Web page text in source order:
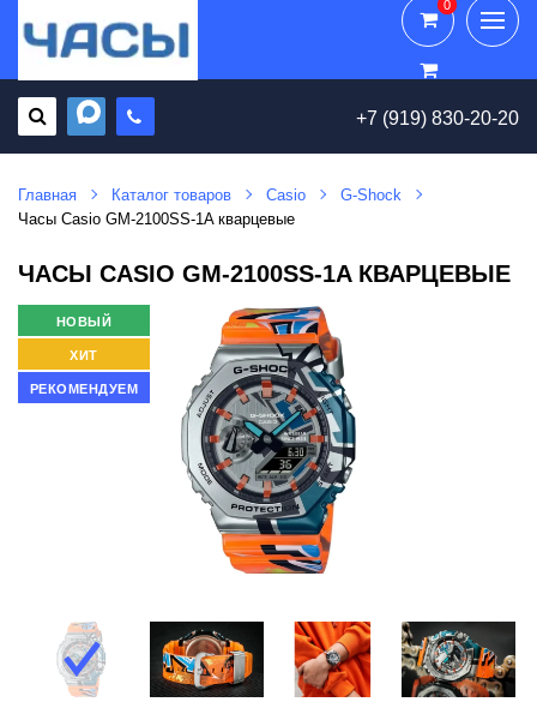
+7 (919) 830-20-20
0
0
Главная Каталог товаров Casio
G-Shock
Часы Casio GM-2100SS-1A кварцевые
ЧАСЫ CASIO GM-2100SS-1A КВАРЦЕВЫЕ
НОВЫЙ
ХИТ
РЕКОМЕНДУЕМ